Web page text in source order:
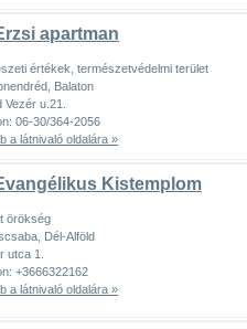
apartman
értékek, természetvédelmi terület
Balaton
Vezér u.21.
06-30/364-2056
a látnivaló oldalára »
Kistemplom
örökség
Dél-Alföld
utca 1.
+3666322162
a látnivaló oldalára »